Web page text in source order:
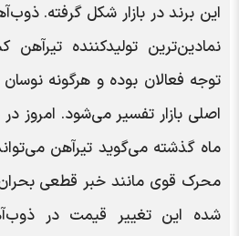
این برند در بازار شکل گرفته.
نمادین‌ترین تولیدکننده
توجه فعالان بوده و هرگونه
اصلی بازار تفسیر می‌شود. امروز
ماه گذشته می‌گوید تیرآهن
محرک قوی مانند خبر قطعی
شده این تغییر قیمت در